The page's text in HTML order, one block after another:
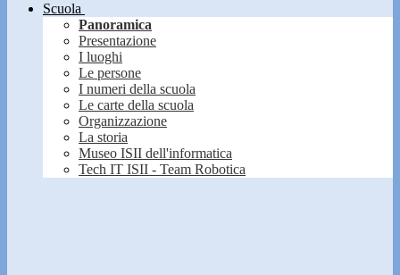
Scuola
Panoramica
Presentazione
I luoghi
Le persone
I numeri della scuola
Le carte della scuola
Organizzazione
La storia
Museo ISII dell'informatica
Tech IT ISII - Team Robotica